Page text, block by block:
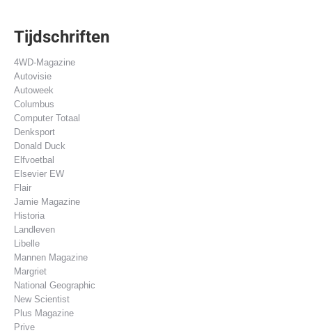
Tijdschriften
4WD-Magazine
Autovisie
Autoweek
Columbus
Computer Totaal
Denksport
Donald Duck
Elfvoetbal
Elsevier EW
Flair
Jamie Magazine
Historia
Landleven
Libelle
Mannen Magazine
Margriet
National Geographic
New Scientist
Plus Magazine
Prive